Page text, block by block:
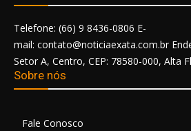
Telefone: (66) 9 8436-0806 E-
mail: contato@noticiaexata.com.br
Setor A, Centro, CEP: 78580-000, Alta
Sobre nós
Fale Conosco